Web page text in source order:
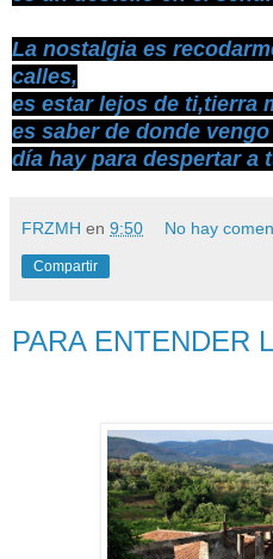
La nostalgia es
calles,
es estar lejos de ti,tierra
es saber de donde
día hay para despertar a
FRZMH en 9:50 No hay
Compartir
PARA ENTENDER